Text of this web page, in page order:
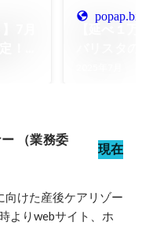
る
（ポ
（業務委
現在
向けた産後ケアリゾー
よりwebサイト、ホ